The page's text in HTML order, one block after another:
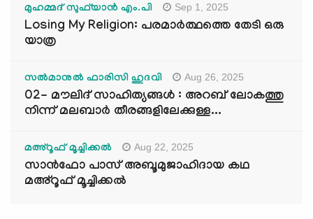
മുഹമ്മദ് സുഫ്‌യാൻ എം.പി Sep 1, 2025
Losing My Religion: പരമാർത്ഥത്തെ തേടി ഒരു
യാത്ര
സൽമാനുൽ ഫാരിസി ഹുദവി Aug 26, 2025
02- മൗലിദ് സാഹിത്യങ്ങൾ : അറബ് ലോകത്തു
നിന്ന് മലബാർ തീരങ്ങളിലേക്കുള്ള...
മഅ്റൂഫ് മൂച്ചിക്കല്‍ Aug 22, 2025
സാൻഫോ പാസ് അബൂമുജാഹിദായ കഥ
മഅ്റൂഫ് മൂച്ചിക്കല്‍